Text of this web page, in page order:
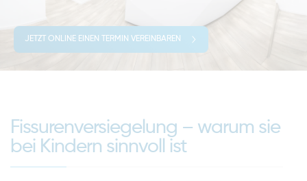
JETZT ONLINE EINEN TERMIN VEREINBAREN
Fissurenversiegelung – warum sie
bei Kindern sinnvoll ist